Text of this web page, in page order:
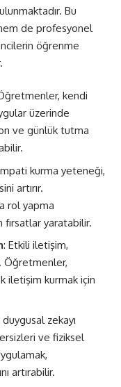
Bu
de profesyonel
öğrenme
kendi
üzerinde
ve günlük tutma
kurma yeteneği,
artırır.
rol yapma
fırsatlar yaratabilir.
: Etkili iletişim,
Öğretmenler,
iletişim kurmak için
zekayı
ve fiziksel
artırabilir.